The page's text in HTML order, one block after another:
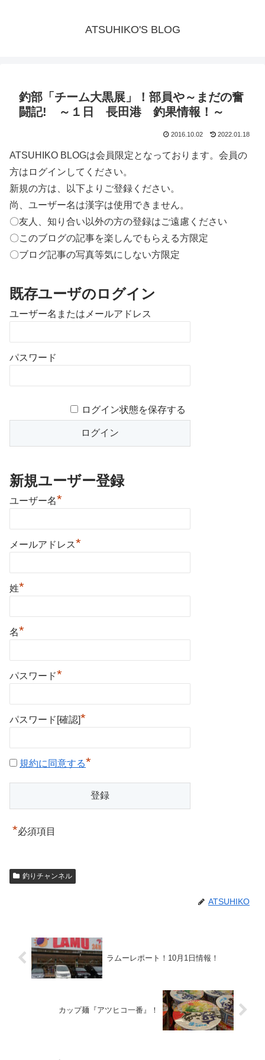
ATSUHIKO'S BLOG
釣部「チーム大黒展」！部員や～まだの奮
闘記! ～１日 長田港 釣果情報！～
2016.10.02 2022.01.18
ATSUHIKO BLOGは会員限定となっております。会員の
方はログインしてください。
新規の方は、以下よりご登録ください。
尚、ユーザー名は漢字は使用できません。
〇友人、知り合い以外の方の登録はご遠慮ください
〇このブログの記事を楽しんでもらえる方限定
〇ブログ記事の写真等気にしない方限定
既存ユーザのログイン
ユーザー名またはメールアドレス
パスワード
ログイン状態を保存する
新規ユーザー登録
ユーザー名*
メールアドレス*
姓*
名*
パスワード*
パスワード[確認]*
規約に同意する*
*必須項目
釣りチャンネル
ATSUHIKO
ラムーレポート！10月1日情報！
カップ麺『アツヒコ一番』！